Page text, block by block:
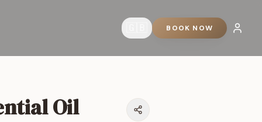
BOOK NOW
Oil